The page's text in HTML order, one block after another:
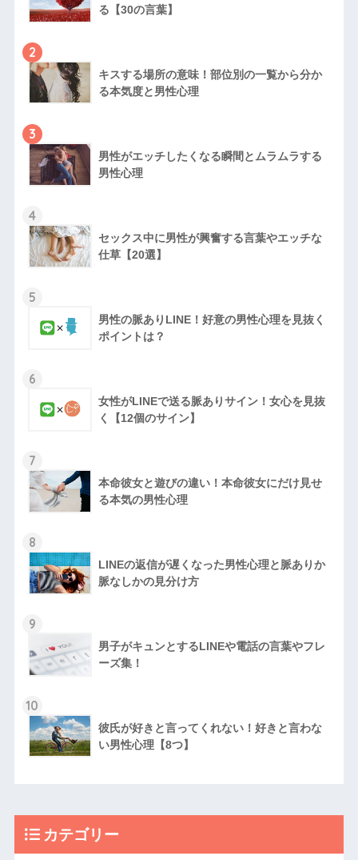
る【30の言葉】
2
キスする場所の意味！部位別の一覧から分か
る本気度と男性心理
3
男性がエッチしたくなる瞬間とムラムラする
男性心理
4
セックス中に男性が興奮する言葉やエッチな
仕草【20選】
5
男性の脈ありLINE！好意の男性心理を見抜く
ポイントは？
6
女性がLINEで送る脈ありサイン！女心を見抜
く【12個のサイン】
7
本命彼女と遊びの違い！本命彼女にだけ見せ
る本気の男性心理
8
LINEの返信が遅くなった男性心理と脈ありか
脈なしかの見分け方
9
男子がキュンとするLINEや電話の言葉やフレ
ーズ集！
10
彼氏が好きと言ってくれない！好きと言わな
い男性心理【8つ】
カテゴリー